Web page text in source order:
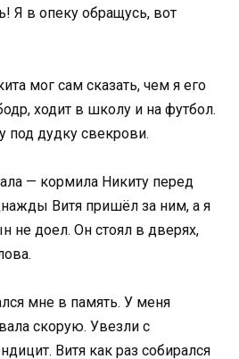
Я в опеку обращусь, вот
мог сам сказать, чем я его
ходит в школу и на футбол.
под дудку свекрови.
— кормила Никиту перед
Витя пришёл за ним, а я
не доел. Он стоял в дверях,
мне в память. У меня
скорую. Увезли с
Витя как раз собирался